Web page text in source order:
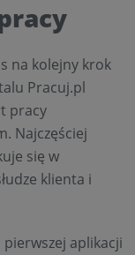
na kolejny krok
Pracuj.pl
pracy
Najczęściej
się w
klienta i
aplikacji